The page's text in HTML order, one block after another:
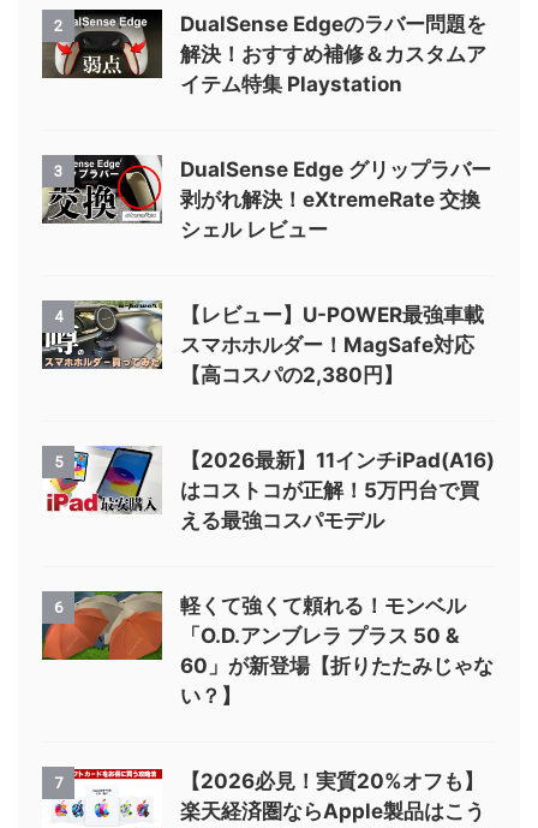
2
DualSense Edgeのラバー問題を
解決！おすすめ補修＆カスタムア
イテム特集 Playstation
3
DualSense Edge グリップラバー
剥がれ解決！eXtremeRate 交換
シェル レビュー
4
【レビュー】U-POWER最強車載
スマホホルダー！MagSafe対応
【高コスパの2,380円】
5
【2026最新】11インチiPad(A16)
はコストコが正解！5万円台で買
える最強コスパモデル
6
軽くて強くて頼れる！モンベル
「O.D.アンブレラ プラス 50 &
60」が新登場【折りたたみじゃな
い？】
7
【2026必見！実質20%オフも】
楽天経済圏ならApple製品はこう